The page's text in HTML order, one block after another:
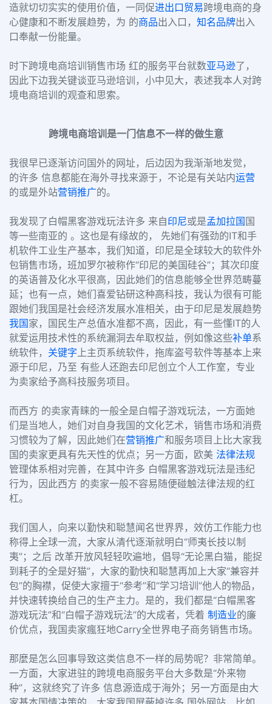
造就切切实实的使用价值，一同促进出口贸易跨境电商的身
心健康和不断发展趋势，为 的商品出入口， 知名品牌出入
口奉献一份能量。
时下跨境电商培训销售市场 红的服务平台就数亚马逊了，
因此下边我关键谈亚马逊培训，小中见大，表述我本人对跨
境电商培训的观查和思索。
跨境电商培训是一门信息不一样的做生意
我很早已逐渐访问国外的网址，后边因为我渐渐地发觉，
的许多 信息都能在海外寻找来源于，不论是有关站内运营
的或是外站营销推广的。
我发现了白帽黑客游戏玩法许多 来自印尼或是孟加拉国 国
等一些南亚的 。这也是有缘故的， 先她们有强劲的IT和手
机软件工业生产基本，我们知道，印尼是全球较大的软件外
包销售市场，班加罗尔被称作“印尼的美国硅谷”；其次印度
的英语普及化水平很高，因此她们的信息能够全世界范畴蔓
延；也有一点，她们喜爱钻研这种高科技，我认为很有可能
跟她们我国是社会经济发展水准相关，由于印尼是发展趋势
我国家，国民生产总值水准都不高，因此，有一些懂IT的人
就爱运用技术性的系统漏洞去牟取权益，例如像这些补单系
统软件， 关键字上主页系统软件，拖库盗号软件等基本上来
源于印尼，乃至 有些人还跑去印尼创立个人工作室，专业
为卖家给予高科技服务项目。
而西方 的卖家青睐的一般全是白帽子游戏玩法，一方面她
们是当地人，她们对自身我国的文化艺术，销售市场和消费
习惯较为了解，因此她们在营销推广和服务项目上比大家我
国的卖家更具有先天性的优点；另一方面，欧美 法律法规
管理体系相对完善，在其中许多 白帽黑客游戏玩法是违纪
行为，因此西方 的卖家一般不容易随便碰触法律法规的红
杠。
我们国人，向来以勤快和聪慧闻名世界界，效仿工作能力也
称得上全球一流，大家从清代逐渐就明白“师夷长技以制
夷”；之后 改革开放风轻轻吹遍地，倡导“无论黑白猫，能捉
到耗子的全是好猫”，大家的勤快和聪慧再加上大家“兼容并
包”的胸襟，促使大家擅于“参考”和“学习培训”他人的物品，
并快速转换给自己的生产主力。是的，我们都是“白帽黑客
游戏玩法”和“白帽子游戏玩法”的大成者，凭着 制造业的廉
价优点，我国卖家瘋狂地Carry全世界电子商务销售市场。
那麼是怎么回事导致这类信息不一样的局势呢？非常简单。
一方面，大家进驻的跨境电商服务平台大多数是“外来物
种”，这就终究了许多 信息源造成于海外；另一方面是由大